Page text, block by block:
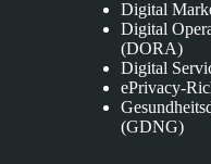
Digital
Digital
(DORA)
Digital
ePrivacy-
(GDNG)